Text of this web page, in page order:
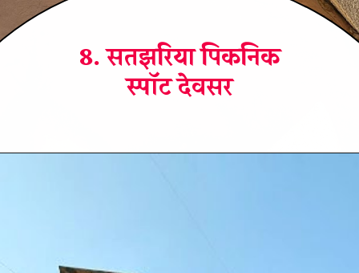
8. सतझरिया पिकनिक
स्पॉट देवसर